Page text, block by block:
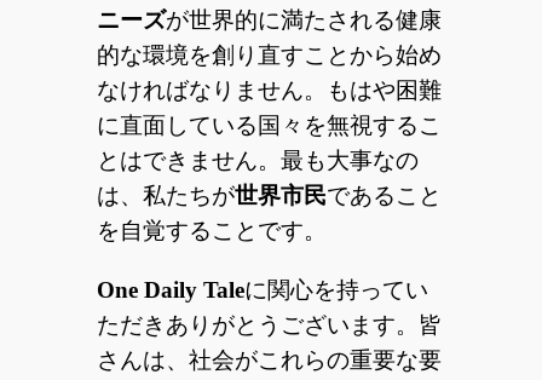
ニーズが世界的に満たされる健康
的な環境を創り直すことから始め
なければなりません。もはや困難
に直面している国々を無視するこ
とはできません。最も大事なの
は、私たちが世界市民であること
を自覚することです。
One Daily Taleに関心を持ってい
ただきありがとうございます。皆
さんは、社会がこれらの重要な要